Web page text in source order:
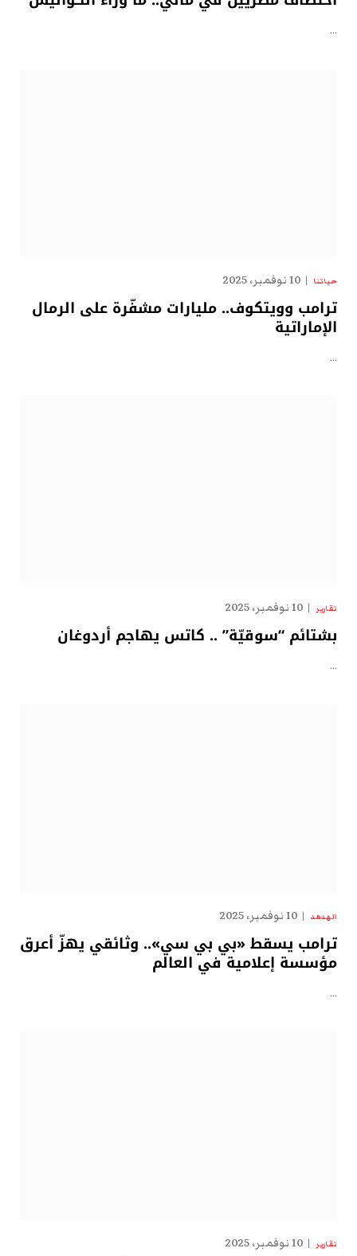
…
حياتنا 10 نوفمبر، 2025
ترامب وويتكوف.. مليارات مشفّرة على الرمال
الإماراتية
…
تقارير 10 نوفمبر، 2025
بشتائم “سوقيّة” .. كاتس يهاجم أردوغان
…
الهدهد 10 نوفمبر، 2025
ترامب يسقط «بي بي سي».. وثائقي يهزّ أعرق
مؤسسة إعلامية في العالم
…
تقارير 10 نوفمبر، 2025